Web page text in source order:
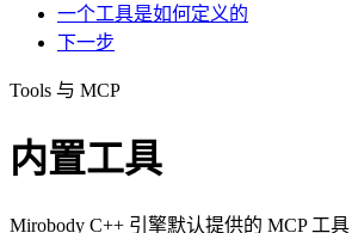
一个工具是如何定义的
下一步
Tools 与 MCP
内置工具
Mirobody C++ 引擎默认提供的 MCP 工具